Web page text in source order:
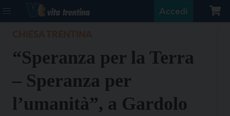
Accedi
“Speranza per la Terra
– Speranza per
l’umanità”, a Gardolo